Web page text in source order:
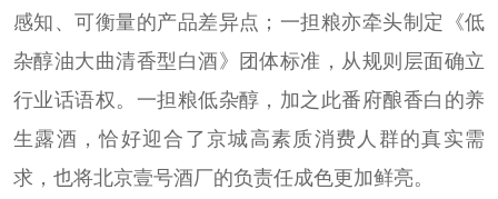
感知、可衡量的产品差异点；一担粮亦牵头制定《低
杂醇油大曲清香型白酒》团体标准，从规则层面确立
行业话语权。一担粮低杂醇，加之此番府酿香白的养
生露酒，恰好迎合了京城高素质消费人群的真实需
求，也将北京壹号酒厂的负责任成色更加鲜亮。